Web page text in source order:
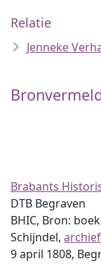
Relatie
Jenneke
Brabants
DTB Begraven
BHIC, Bron:
Schijndel,
9 april 1808,